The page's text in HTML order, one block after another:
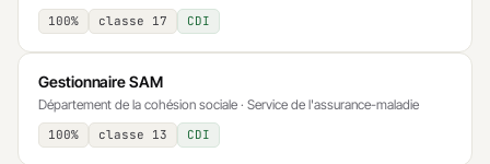
100% classe 17 CDI
Gestionnaire SAM
Département de la cohésion sociale · Service de l'assurance-maladie
100% classe 13 CDI